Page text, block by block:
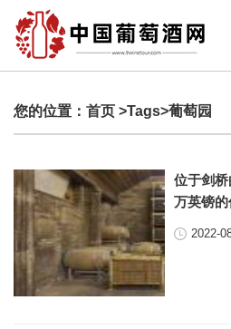
您的位置： 首页 >Tags>葡萄园
位于剑桥
万英镑
2022-